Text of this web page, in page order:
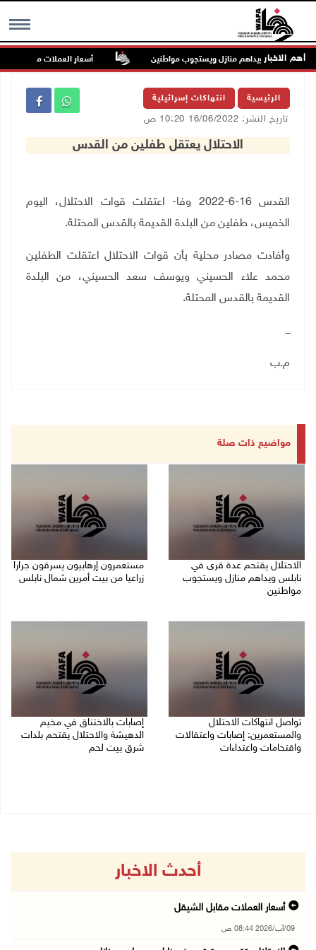
MENU أهم الاخبار
في نابلس ويداهم منازل ويستجوب مواطنين أسعار العملات مقابل الشيقل
الرئيسية انتهاكات إسرائيلية
تاريخ النشر: 16/06/2022 10:20 ص
الاحتلال يعتقل طفلين من القدس
القدس 16-6-2022 وفا- اعتقلت قوات الاحتلال، اليوم
الخميس، طفلين من البلدة القديمة بالقدس المحتلة.
وأفادت مصادر محلية بأن قوات الاحتلال اعتقلت الطفلين
محمد علاء الحسيني ويوسف سعد الحسيني، من البلدة
القديمة بالقدس المحتلة.
ـــ
م.ب
مواضيع ذات صلة
الاحتلال يقتحم عدة قرى في
نابلس ويداهم منازل ويستجوب
مواطنين
مستعمرون إرهابيون يسرقون جرارا
زراعيا من بيت أمرين شمال نابلس
تواصل انتهاكات الاحتلال
والمستعمرين: إصابات واعتقالات
واقتحامات واعتداءات
إصابات بالاختناق في مخيم
الدهيشة والاحتلال يقتحم بلدات
شرق بيت لحم
أحدث الاخبار
أسعار العملات مقابل الشيقل
09/آب/2026 08:44 ص